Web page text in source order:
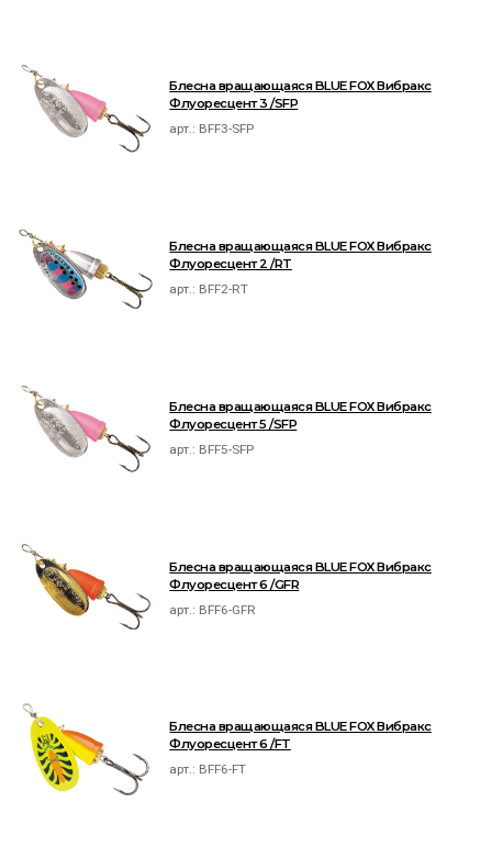
Блесна вращающаяся BLUE FOX Вибракс
Флуоресцент 3 /SFP
арт.: BFF3-SFP
Блесна вращающаяся BLUE FOX Вибракс
Флуоресцент 2 /RT
арт.: BFF2-RT
Блесна вращающаяся BLUE FOX Вибракс
Флуоресцент 5 /SFP
арт.: BFF5-SFP
Блесна вращающаяся BLUE FOX Вибракс
Флуоресцент 6 /GFR
арт.: BFF6-GFR
Блесна вращающаяся BLUE FOX Вибракс
Флуоресцент 6 /FT
арт.: BFF6-FT